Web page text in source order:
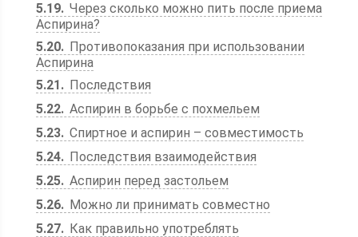
5.19 Через сколько можно пить после приема
Аспирина?
5.20
Противопоказания при использовании
Аспирина
5.21
Последствия
5.22 Аспирин в борьбе с похмельем
5.23 Спиртное и аспирин – совместимость
5.24
Последствия взаимодействия
5.25 Аспирин перед застольем
5.26
Можно ли принимать совместно
5.27
Как правильно употреблять